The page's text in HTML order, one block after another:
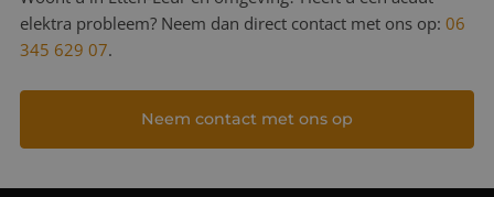
elektra probleem? Neem dan direct contact met ons op: 06
345 629 07.
Neem contact met ons op